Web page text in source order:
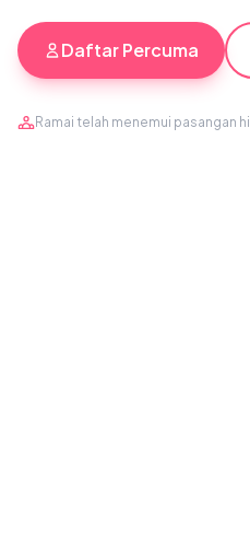
Daftar Percuma
Ramai telah menemui pasangan